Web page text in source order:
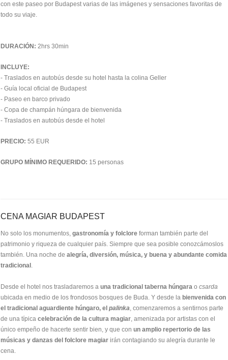
con este paseo por Budapest varias de las imágenes y sensaciones favoritas de
todo su viaje.
DURACIÓN: 2hrs 30min
INCLUYE:
- Traslados en autobús desde su hotel hasta la colina Geller
- Guía local oficial de Budapest
- Paseo en barco privado
- Copa de champán húngara de bienvenida
- Traslados en autobús desde el hotel
PRECIO: 55 EUR
GRUPO MÍNIMO REQUERIDO: 15 personas
CENA MAGIAR BUDAPEST
No solo los monumentos, gastronomía y folclore forman también parte del
patrimonio y riqueza de cualquier país. Siempre que sea posible conozcámoslos
también. Una noche de alegría, diversión, música, y buena y abundante comida
tradicional .
Desde el hotel nos trasladaremos a una tradicional taberna húngara o csarda
ubicada en medio de los frondosos bosques de Buda. Y desde la bienvenida con
el tradicional aguardiente húngaro, el palinka, comenzaremos a sentirnos parte
de una típica celebración de la cultura magiar, amenizada por artistas con el
único empeño de hacerte sentir bien, y que con un amplio repertorio de las
músicas y danzas del folclore magiar irán contagiando su alegría durante le
cena.